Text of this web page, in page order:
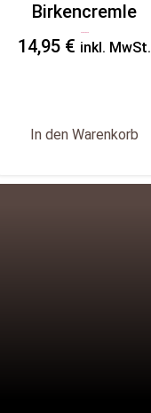
Birkencremle
mit
5.00
von
14,95 € inkl. MwSt.
In den Warenkorb